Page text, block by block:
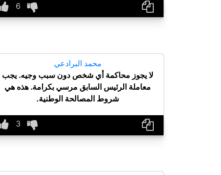
محمد البرادعي
لا يجوز محاكمة أي شخص دون سبب وجيه. يجب
معاملة الرئيس السابق مرسي بكرامة. هذه هي
شروط المصالحة الوطنية.